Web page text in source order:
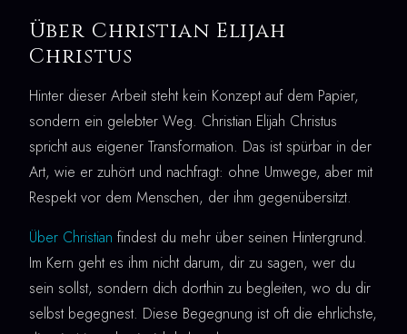
Über Christian Elijah
Christus
Hinter dieser Arbeit steht kein Konzept auf dem Papier,
sondern ein gelebter Weg. Christian Elijah Christus
spricht aus eigener Transformation. Das ist spürbar in der
Art, wie er zuhört und nachfragt: ohne Umwege, aber mit
Respekt vor dem Menschen, der ihm gegenübersitzt.
Über Christian findest du mehr über seinen Hintergrund.
Im Kern geht es ihm nicht darum, dir zu sagen, wer du
sein sollst, sondern dich dorthin zu begleiten, wo du dir
selbst begegnest. Diese Begegnung ist oft die ehrlichste,